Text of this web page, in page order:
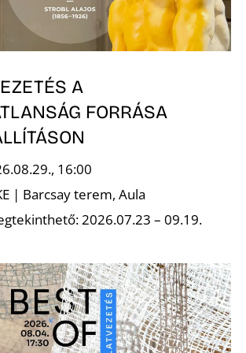
A
FORRÁSA
16:00
| Barcsay terem, Aula
2026.07.23 – 09.19.